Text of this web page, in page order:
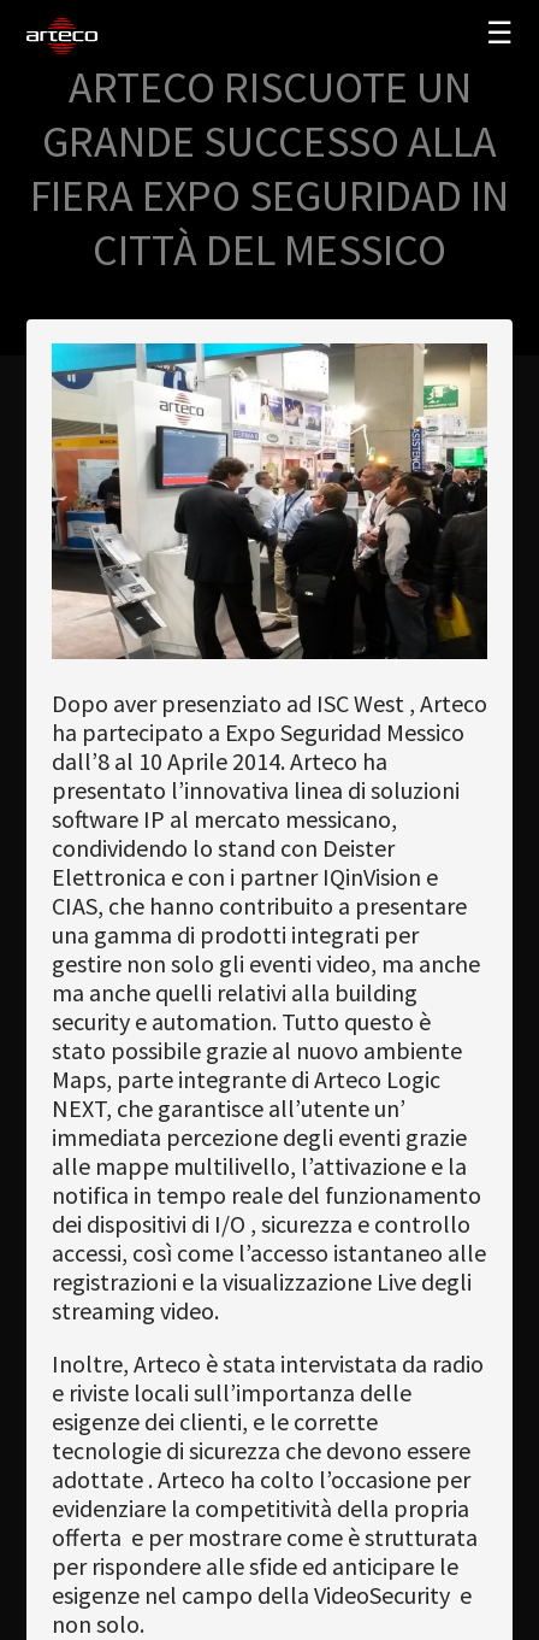
☰
My Arteco
Dove
acquistare
Newsletter
Download
SOLUZIONI
AZIENDA
TRAINING
PARTNERS
SUPPORTO
ARTECO RISCUOTE UN
GRANDE SUCCESSO ALLA
FIERA EXPO SEGURIDAD IN
CITTÀ DEL MESSICO
Dopo aver presenziato ad ISC West , Arteco
ha partecipato a Expo Seguridad Messico
dall’8 al 10 Aprile 2014. Arteco ha
presentato l’innovativa linea di soluzioni
software IP al mercato messicano,
condividendo lo stand con Deister
Elettronica e con i partner IQinVision e
CIAS, che hanno contribuito a presentare
una gamma di prodotti integrati per
gestire non solo gli eventi video, ma anche
ma anche quelli relativi alla building
security e automation. Tutto questo è
stato possibile grazie al nuovo ambiente
Maps, parte integrante di Arteco Logic
NEXT, che garantisce all’utente un’
immediata percezione degli eventi grazie
alle mappe multilivello, l’attivazione e la
notifica in tempo reale del funzionamento
dei dispositivi di I/O , sicurezza e controllo
accessi, così come l’accesso istantaneo alle
registrazioni e la visualizzazione Live degli
streaming video.
Inoltre, Arteco è stata intervistata da radio
e riviste locali sull’importanza delle
esigenze dei clienti, e le corrette
tecnologie di sicurezza che devono essere
adottate . Arteco ha colto l’occasione per
evidenziare la competitività della propria
offerta e per mostrare come è strutturata
per rispondere alle sfide ed anticipare le
esigenze nel campo della VideoSecurity e
non solo.